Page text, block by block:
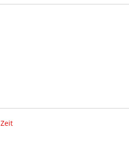
Zeit